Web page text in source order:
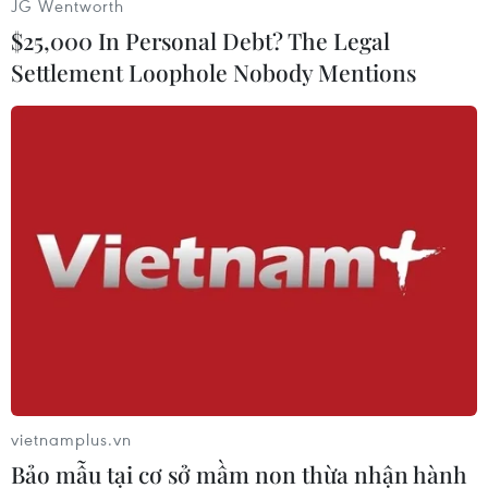
quyết. Tuy nhiên, hiện tại, Mỹ chưa có các hoạt
động tuyên truyền mang tính nền tảng và
xuyên suốt nhằm nâng cao nhận thức của người
Trong bài phân tích mới đăng trên Tạp chí Đánh
giá thường niên khoa học chính trị, giáo sư
đổi khí hậu.
Theo đánh giá của giáo sư McAdam, tuy hiện ở
JG Wentworth
$25,000 In Personal Debt? The Legal
Settlement Loophole Nobody Mentions
vietnamplus.vn
Bảo mẫu tại cơ sở mầm non thừa nhận hành